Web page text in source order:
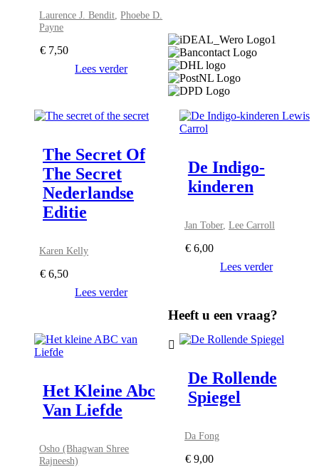
Laurence J. Bendit,Phoebe D.
Payne
€ 7,50
Lees verder
The Secret Of
The Secret
Nederlandse
Editie
Karen Kelly
€ 6,50
Lees verder
De Indigo-
kinderen
Jan Tober,Lee Carroll
€6,00
Lees verder
Het Kleine Abc
Van Liefde
Osho (Bhagwan Shree
Rajneesh)
De Rollende
Spiegel
Da Fong
€9,00
Heeft u een vraag?